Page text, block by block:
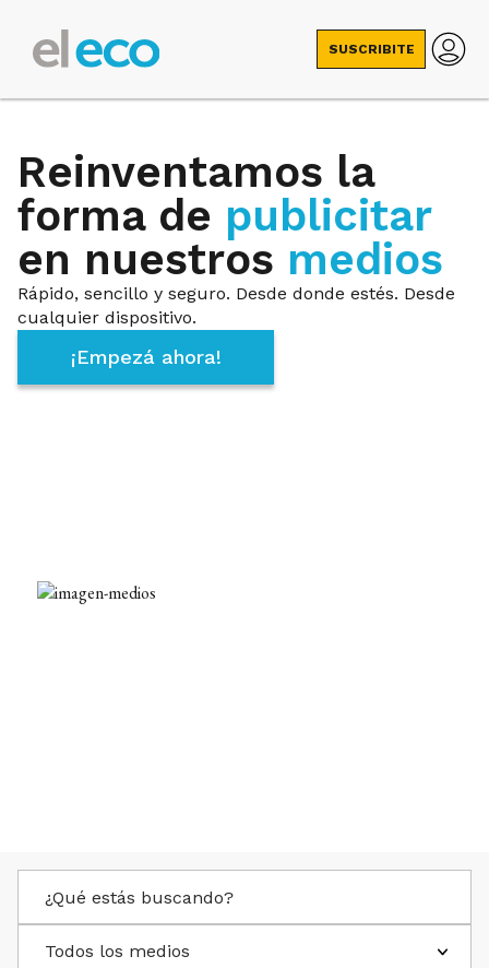
SUSCRIBITE
Reinventamos la
forma de publicitar
en nuestros medios
Rápido, sencillo y seguro. Desde donde estés. Desde
cualquier dispositivo.
¡Empezá ahora!